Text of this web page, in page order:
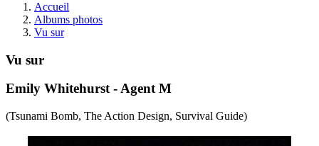
Accueil
Albums photos
Vu sur
Vu sur
Emily Whitehurst - Agent M
(Tsunami Bomb, The Action Design, Survival Guide)